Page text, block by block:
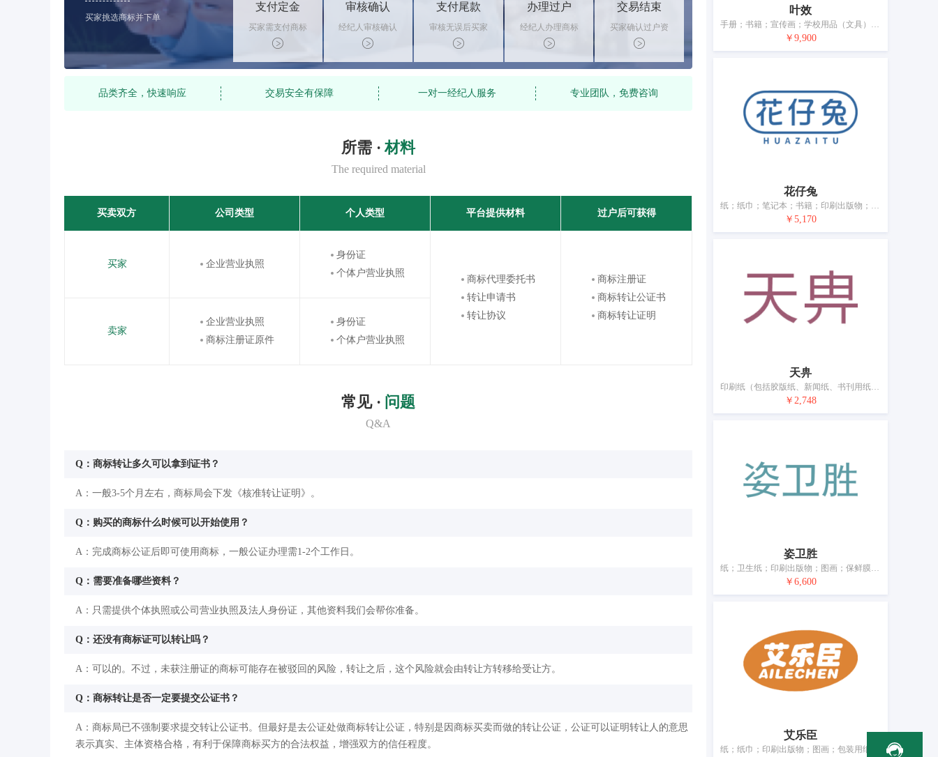
买家挑选商标并下单
支付定金
买家需支付商标
标价的10%的购
买订金
审核确认
经纪人审核确认
商标状态
支付尾款
审核无误后买家
支付尾款，卖家
办理相关手续
办理过户
经纪人办理商标
转让手续，交付
相关证书
交易结束
买家确认过户资
料后，平台解冻
资金支付卖家
品类齐全，快速响应 交易安全有保障 一对一经纪人服务 专业团队，免费咨询
所需 · 材料
The required material
买卖双方 公司类型 个人类型 平台提供材料 过户后可获得
买家 企业营业执照
身份证
个体户营业执照
商标代理委托书
转让申请书
转让协议
商标注册证
商标转让公证书
商标转让证明
卖家
企业营业执照
商标注册证原件
身份证
个体户营业执照
常见 · 问题
Q&A
Q：商标转让多久可以拿到证书？
A：一般3-5个月左右，商标局会下发《核准转让证明》。
Q：购买的商标什么时候可以开始使用？
A：完成商标公证后即可使用商标，一般公证办理需1-2个工作日。
Q：需要准备哪些资料？
A：只需提供个体执照或公司营业执照及法人身份证，其他资料我们会帮你准备。
Q：还没有商标证可以转让吗？
A：可以的。不过，未获注册证的商标可能存在被驳回的风险，转让之后，这个风险就会由转让方转移给受让方。
Q：商标转让是否一定要提交公证书？
A：商标局已不强制要求提交转让公证书。但最好是去公证处做商标转让公证，特别是因商标买卖而做的转让公证，公证可以证明转让人的意思
表示真实、主体资格合格，有利于保障商标买方的合法权益，增强双方的信任程度。
叶效
手册；书籍；宣传画；学校用品（文具）；书写工具；文具用胶带；绘画仪器；绘画材料；教学材料（仪器除外）；模型材料
￥9,900
花仔兔
纸；纸巾；笔记本；书籍；印刷出版物；包装纸；墨水；文具用胶带；绘画材料；建筑模型
￥5,170
天畁
印刷纸（包括胶版纸、新闻纸、书刊用纸、证券纸、凹版纸、凸版纸）；纸；传单；卡片；贺卡；宣传画；包装纸；糖果包装纸；订书针；文件夹（文具）
￥2,748
姿卫胜
纸；卫生纸；印刷出版物；图画；保鲜膜；文具；书写工具；绘画材料；教学材料（仪器除外）；建筑模型
￥6,600
艾乐臣